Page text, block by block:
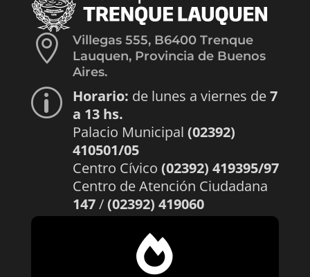

Villegas 555, B6400 Trenque
Lauquen, Provincia de Buenos
Aires.
p Horario: de lunes a viernes de7
a 13 hs.
Palacio Municipal (02392)
410501/05
Centro Cívico (02392) 419395/97
Centro de Atención Ciudadana
147/(02392) 419060
